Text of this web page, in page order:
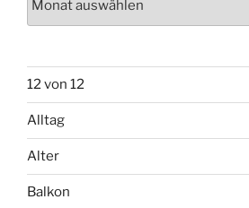
12 von 12
Alltag
Alter
Balkon